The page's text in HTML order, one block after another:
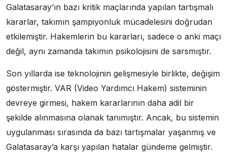
Galatasaray’ın bazı kritik maçlarında yapılan tartışmalı
kararlar, takımın şampiyonluk mücadelesini doğrudan
etkilemiştir. Hakemlerin bu kararları, sadece o anki maçı
değil, aynı zamanda takımın psikolojisini de sarsmıştır.
Son yıllarda ise teknolojinin gelişmesiyle birlikte, değişim
göstermiştir. VAR (Video Yardımcı Hakem) sisteminin
devreye girmesi, hakem kararlarının daha adil bir
şekilde alınmasına olanak tanımıştır. Ancak, bu sistemin
uygulanması sırasında da bazı tartışmalar yaşanmış ve
Galatasaray’a karşı yapılan hatalar gündeme gelmiştir.